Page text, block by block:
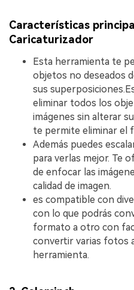
Características
Caricaturizador
Esta herramienta te
objetos no deseados
sus
eliminar todos los
imágenes sin alterar
te permite eliminar el
Además puedes
para verlas mejor. Te
de enfocar las
calidad de imagen.
es compatible con
con lo que podrás
formato a otro con
convertir varias fotos
herramienta.